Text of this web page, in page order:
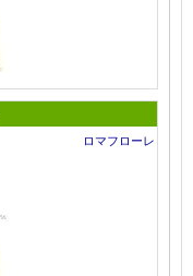
ロマフローレ